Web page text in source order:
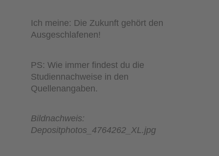
Ich meine: Die Zukunft gehört den
Ausgeschlafenen!
PS: Wie immer findest du die
Studiennachweise in den
Quellenangaben.
Bildnachweis:
Depositphotos_4764262_XL.jpg